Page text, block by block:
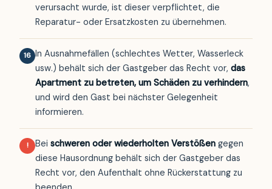
verursacht wurde, ist dieser verpflichtet, die
Reparatur- oder Ersatzkosten zu übernehmen.
16 In Ausnahmefällen (schlechtes Wetter, Wasserleck
usw.) behält sich der Gastgeber das Recht vor, das
Apartment zu betreten, um Schäden zu verhindern,
und wird den Gast bei nächster Gelegenheit
informieren.
! Bei schweren oder wiederholten Verstößen gegen
diese Hausordnung behält sich der Gastgeber das
Recht vor, den Aufenthalt ohne Rückerstattung zu